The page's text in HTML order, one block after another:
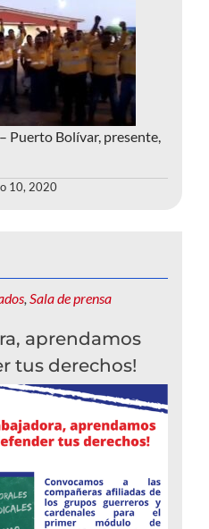
Puerto Bolívar, presente,
10, 2020
Sala de prensa
aprendamos
tus derechos!